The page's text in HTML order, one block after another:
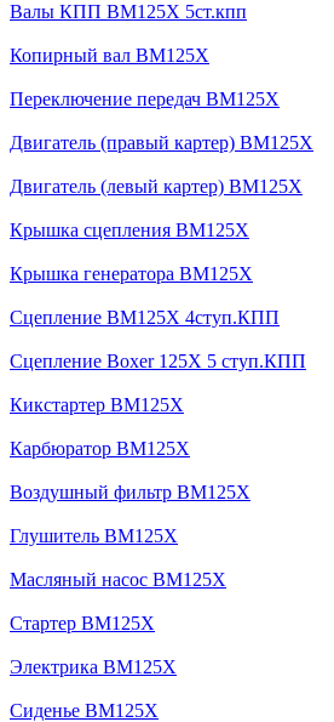
Валы КПП BM125X 5ст.кпп
Копирный вал BM125X
Переключение передач BM125X
Двигатель (правый картер) BM125X
Двигатель (левый картер) BM125X
Крышка сцепления BM125X
Крышка генератора BM125X
Сцепление BM125X 4ступ.КПП
Сцепление Boxer 125X 5 ступ.КПП
Кикстартер BM125X
Карбюратор BM125X
Воздушный фильтр BM125X
Глушитель BM125X
Масляный насос BM125X
Стартер BM125X
Электрика BM125X
Сиденье BM125X